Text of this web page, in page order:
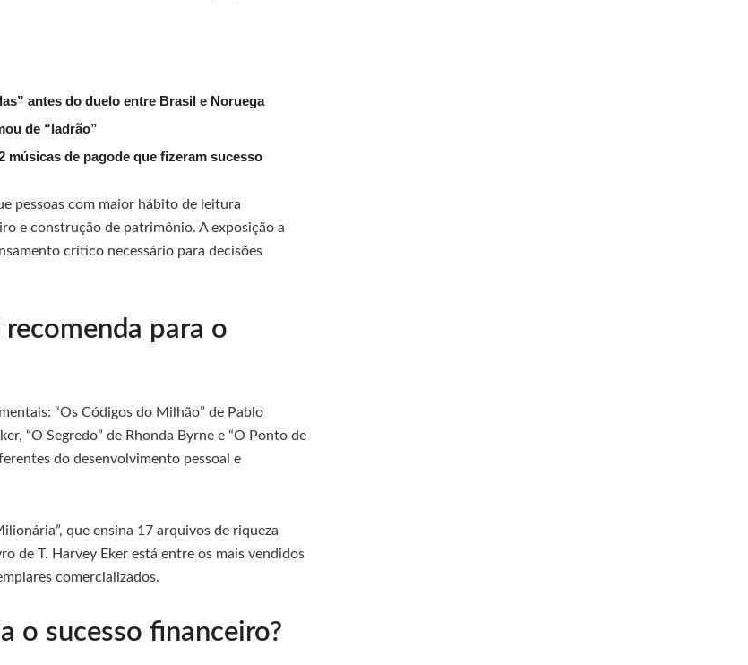
antes do duelo entre Brasil e Noruega
de “ladrão”
músicas de pagode que fizeram sucesso
pessoas com maior hábito de leitura
e construção de patrimônio. A exposição a
crítico necessário para decisões
para o
“Os Códigos do Milhão” de Pablo
“O Segredo” de Rhonda Byrne e “O Ponto de
do desenvolvimento pessoal e
que ensina 17 arquivos de riqueza
de T. Harvey Eker está entre os mais vendidos
comercializados.
o sucesso financeiro?